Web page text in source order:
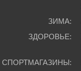
ЗИМА:
ЗДОРОВЬЕ:
СПОРТМАГАЗИНЫ: